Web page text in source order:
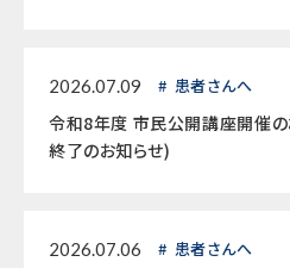
2026.07.09 患者さんへ
令和8年度 市民公開講座開催
終了のお知らせ)
2026.07.06 患者さんへ